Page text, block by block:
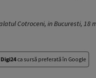
Cotroceni, in Bucuresti, 18
Digi24ca sursă preferată în Google